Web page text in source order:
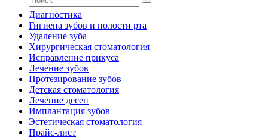
Диагностика
Гигиена зубов и полости рта
Удаление зуба
Хирургическая стоматология
Исправление прикуса
Лечение зубов
Протезирование зубов
Детская стоматология
Лечение десен
Имплантация зубов
Эстетическая стоматология
Прайс-лист